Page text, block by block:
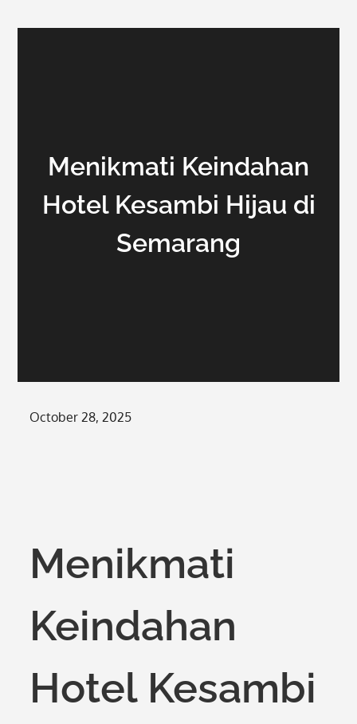
Menikmati Keindahan
Hotel Kesambi Hijau di
Semarang
Posted
October 28, 2025
Menikmati
Keindahan
Hotel Kesambi